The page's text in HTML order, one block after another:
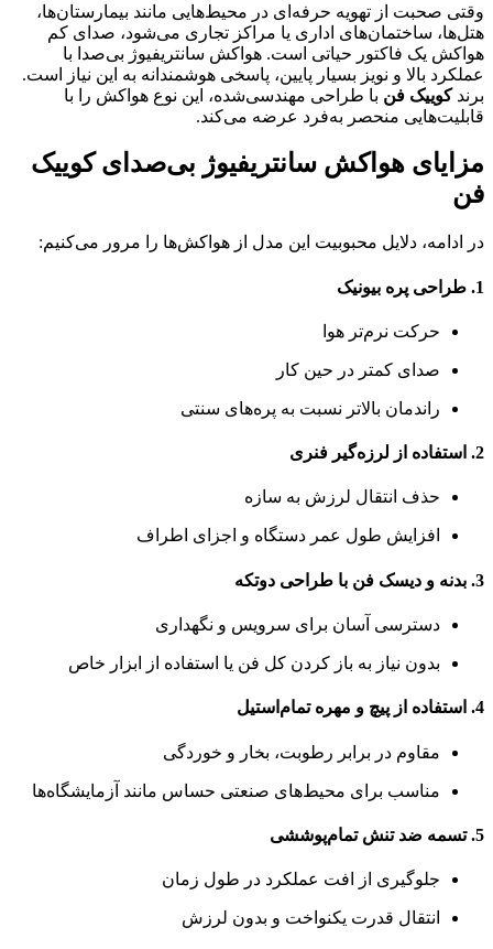
وقتی صحبت از تهویه حرفه‌ای در محیط‌هایی مانند بیمارستان‌ها،
هتل‌ها، ساختمان‌های اداری یا مراکز تجاری می‌شود، صدای کم
هواکش یک فاکتور حیاتی است. هواکش سانتریفیوژ بی‌صدا با
عملکرد بالا و نویز بسیار پایین، پاسخی هوشمندانه به این نیاز است.
برندکوییک فن با طراحی مهندسی‌شده، این نوع هواکش را با
قابلیت‌هایی منحصر به‌فرد عرضه می‌کند.
مزایای هواکش سانتریفیوژ بی‌صدای کوییک
فن
در ادامه، دلایل محبوبیت این مدل از هواکش‌ها را مرور می‌کنیم:
1. طراحی پره بیونیک
حرکت نرم‌تر هوا
صدای کمتر در حین کار
راندمان بالاتر نسبت به پره‌های سنتی
2. استفاده از لرزه‌گیر فنری
حذف انتقال لرزش به سازه
افزایش طول عمر دستگاه و اجزای اطراف
3. بدنه و دیسک فن با طراحی دوتکه
دسترسی آسان برای سرویس و نگهداری
بدون نیاز به باز کردن کل فن یا استفاده از ابزار خاص
4. استفاده از پیچ و مهره تمام‌استیل
مقاوم در برابر رطوبت، بخار و خوردگی
مناسب برای محیط‌های صنعتی حساس مانند آزمایشگاه‌ها
5. تسمه ضد تنش تمام‌پوششی
جلوگیری از افت عملکرد در طول زمان
انتقال قدرت یکنواخت و بدون لرزش